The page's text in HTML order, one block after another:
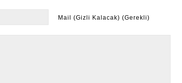
Mail (Gizli Kalacak) (Gerekli)